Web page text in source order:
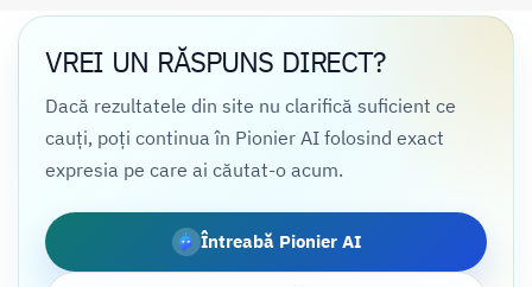
VREI UN RĂSPUNS DIRECT?
Dacă rezultatele din site nu clarifică suficient ce
cauți, poți continua în Pionier AI folosind exact
expresia pe care ai căutat-o acum.
Întreabă Pionier AI